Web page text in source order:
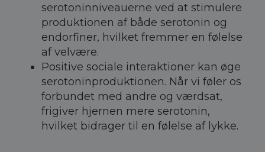
serotoninniveauerne ved at stimulere
produktionen af både serotonin og
endorfiner, hvilket fremmer en følelse
af velvære.
Positive sociale interaktioner kan øge
serotoninproduktionen. Når vi føler os
forbundet med andre og værdsat,
frigiver hjernen mere serotonin,
hvilket bidrager til en følelse af lykke.